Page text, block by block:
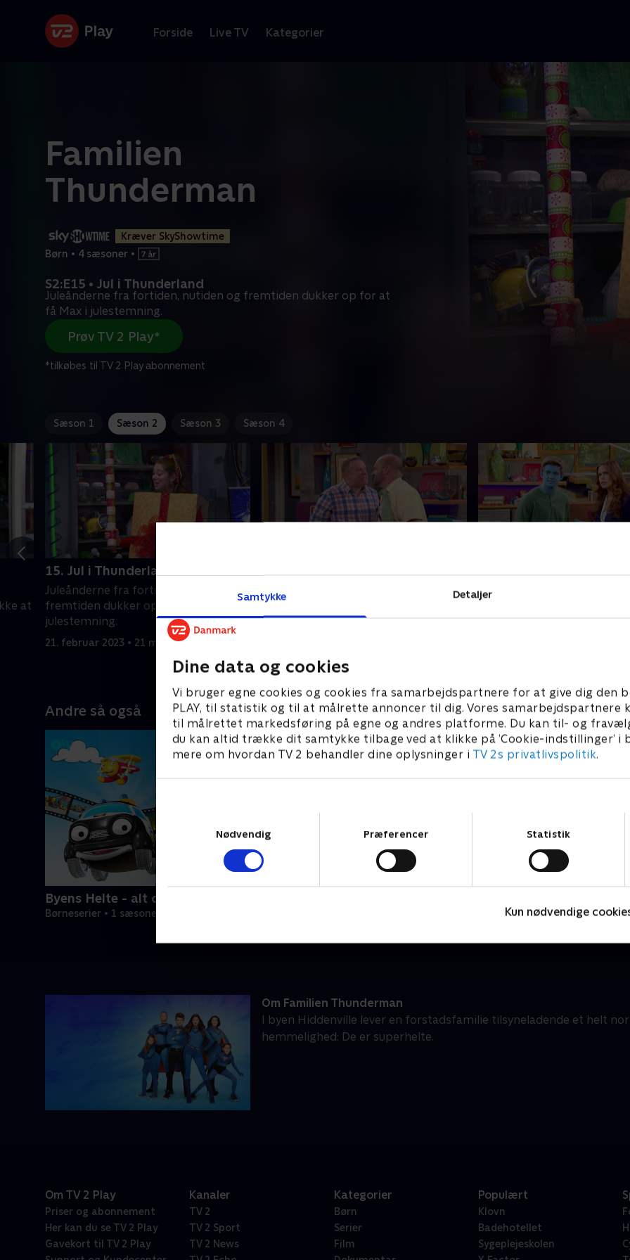
Samtykke Detaljer
Dine data og cookies
Vi bruger egne cookies og cookies fra samarbejdspartnere for at give dig den
PLAY, til statistik og til at målrette annoncer til dig. Vores samarbejdspartnere
til målrettet markedsføring på egne og andres platforme. Du kan til- og
du kan altid trække dit samtykke tilbage ved at klikke på ’Cookie-indstillinger’ i
mere om hvordan TV 2 behandler dine oplysninger i TV 2s privatlivspolitik.
Nødvendig
Præferencer Statistik
Kun nødvendige
Forside Live TV Kategorier
Familien
Thunderman
Kræver SkyShowtime
Børn • 4 sæsoner •
S2:E15 • Jul i Thunderland
Juleånderne fra fortiden, nutiden og fremtiden dukker op for at
få Max i julestemning.
Prøv TV 2 Play*
*tilkøbes til TV 2 Play abonnement
Sæson 1 Sæson 2 Sæson 3 Sæson 4
at
15. Jul i Thunderland
Juleånderne fra fortiden, nutiden og
fremtiden dukker op for at få Max i
julestemning.
21. februar 2023 • 21 min
Phoebe og sønnen til Thunder Mans
gamle ærkefjende begynder i
hemmelighed at date.
Da Max' hud bliver blå, mens
Andre så også
Byens Helte - alt om køretøjer
Børneserier • 1 sæsoner
Om Familien Thunderman
I byen Hiddenville lever en forstadsfamilie tilsyneladende et helt
hemmelighed: De er superhelte.
Om TV 2 Play
Priser og abonnement
Her kan du se TV 2 Play
Gavekort til TV 2 Play
Kanaler
TV 2
TV 2 Sport
TV 2 News
Kategorier
Børn
Serier
Film
Populært
Klovn
Badehotellet
Sygeplejeskolen